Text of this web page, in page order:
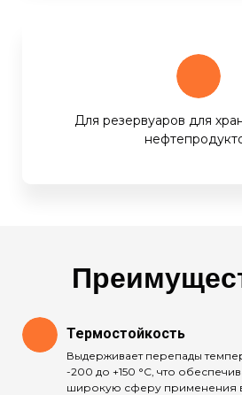
Для резервуаров для
Выдерживает перепады
-200 до +150 °С, что
широкую сферу применения
Термостойкость